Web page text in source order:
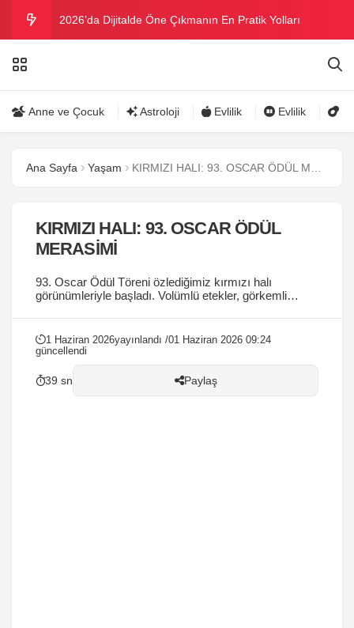
2026’da Dijitalde Öne Çıkmanın En Pratik Yolları
Danla Bilic ile Reynmen Miami’de tatilde
Anne ve Çocuk Astroloji Evlilik Evlilik
Ana Sayfa Yaşam
KIRMIZI HALI: 93. OSCAR ÖDÜL
MERASİMİ
93. Oscar Ödül Töreni özlediğimiz kırmızı halı
görünümleriyle başladı. Volümlü etekler, görkemli
kalacak elbiselere ev sahipliği yapıyor....
1 Haziran 2026yayınlandı /01 Haziran 2026 09:24
güncellendi
39 sn Paylaş